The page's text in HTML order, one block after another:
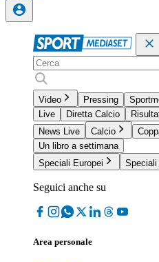
Video Pressing
Live
Diretta Calcio
News Live
Calcio
Un libro a settimana
Speciali Europei
Speciali
Seguici anche su
Area personale